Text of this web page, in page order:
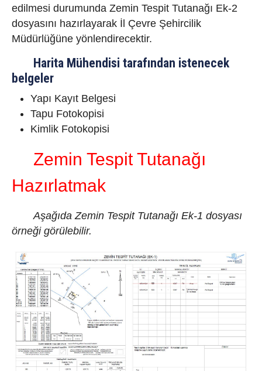
edilmesi durumunda Zemin Tespit Tutanağı Ek-2
dosyasını hazırlayarak İl Çevre Şehircilik
Müdürlüğüne yönlendirecektir.
Harita Mühendisi tarafından istenecek
belgeler
Yapı Kayıt Belgesi
Tapu Fotokopisi
Kimlik Fotokopisi
Zemin Tespit Tutanağı
Hazırlatmak
Aşağıda Zemin Tespit Tutanağı Ek-1 dosyası
örneği görülebilir.